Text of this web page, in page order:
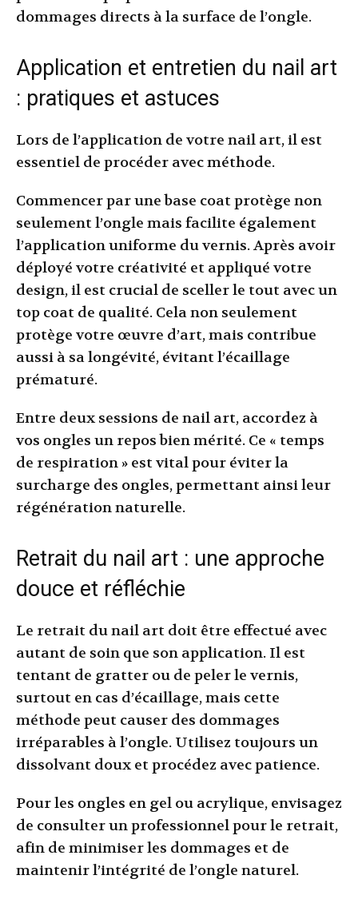
dommages directs à la surface de l’ongle.
Application et entretien du nail art
: pratiques et astuces
Lors de l’application de votre nail art, il est
essentiel de procéder avec méthode.
Commencer par une base coat protège non
seulement l’ongle mais facilite également
l’application uniforme du vernis. Après avoir
déployé votre créativité et appliqué votre
design, il est crucial de sceller le tout avec un
top coat de qualité. Cela non seulement
protège votre œuvre d’art, mais contribue
aussi à sa longévité, évitant l’écaillage
prématuré.
Entre deux sessions de nail art, accordez à
vos ongles un repos bien mérité. Ce « temps
de respiration » est vital pour éviter la
surcharge des ongles, permettant ainsi leur
régénération naturelle.
Retrait du nail art : une approche
douce et réfléchie
Le retrait du nail art doit être effectué avec
autant de soin que son application. Il est
tentant de gratter ou de peler le vernis,
surtout en cas d’écaillage, mais cette
méthode peut causer des dommages
irréparables à l’ongle. Utilisez toujours un
dissolvant doux et procédez avec patience.
Pour les ongles en gel ou acrylique, envisagez
de consulter un professionnel pour le retrait,
afin de minimiser les dommages et de
maintenir l’intégrité de l’ongle naturel.